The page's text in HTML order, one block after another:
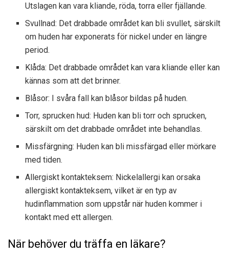
Utslagen kan vara kliande, röda, torra eller fjällande.
Svullnad: Det drabbade området kan bli svullet, särskilt
om huden har exponerats för nickel under en längre
period.
Klåda: Det drabbade området kan vara kliande eller kan
kännas som att det brinner.
Blåsor: I svåra fall kan blåsor bildas på huden.
Torr, sprucken hud: Huden kan bli torr och sprucken,
särskilt om det drabbade området inte behandlas.
Missfärgning: Huden kan bli missfärgad eller mörkare
med tiden.
Allergiskt kontakteksem: Nickelallergi kan orsaka
allergiskt kontakteksem, vilket är en typ av
hudinflammation som uppstår när huden kommer i
kontakt med ett allergen.
När behöver du träffa en läkare?